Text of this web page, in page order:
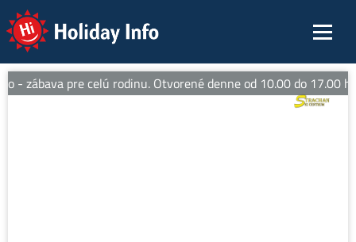
Holiday Info
zábava pre celú rodinu. Otvorené denne od 10.00 do 17.00